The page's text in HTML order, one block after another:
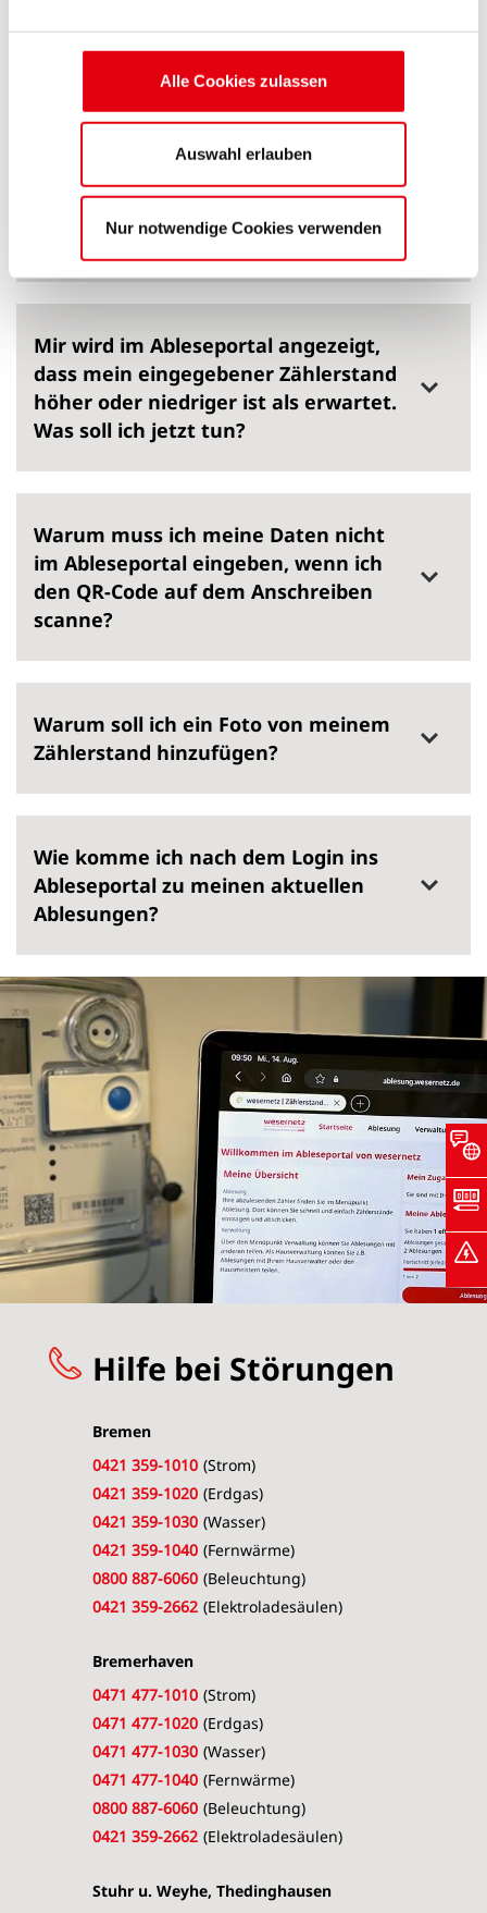
Alle Cookies zulassen
Auswahl erlauben
Nur notwendige Cookies verwenden
Was passiert wenn der
Rückmeldezeitraum abgelaufen ist?
Ich habe aus Versehen einen falschen
diesen korrigieren?
Mir wird im Ableseportal angezeigt,
dass mein eingegebener Zählerstand
höher oder niedriger ist als erwartet.
Was soll ich jetzt tun?
Warum muss ich meine Daten nicht
im Ableseportal eingeben, wenn ich
den QR-Code auf dem Anschreiben
scanne?
Warum soll ich ein Foto von meinem
Zählerstand hinzufügen?
Wie komme ich nach dem Login ins
Ableseportal zu meinen aktuellen
Ablesungen?
Hilfe bei Störungen
Bremen
0421 359-1010 (Strom)
0421 359-1020 (Erdgas)
0421 359-1030 (Wasser)
0421 359-1040 (Fernwärme)
0800 887-6060 (Beleuchtung)
0421 359-2662 (Elektroladesäulen)
Bremerhaven
0471 477-1010 (Strom)
0471 477-1020 (Erdgas)
0471 477-1030 (Wasser)
0471 477-1040 (Fernwärme)
0800 887-6060 (Beleuchtung)
0421 359-2662 (Elektroladesäulen)
Stuhr u. Weyhe, Thedinghausen